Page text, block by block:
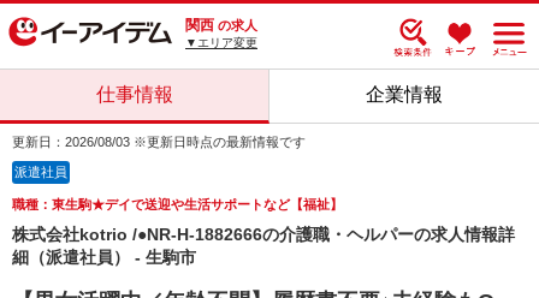
関西 の求人
▼エリア変更
仕事情報 企業情報
更新日：2026/08/03 ※更新日時点の最新情報です
派遣社員
職種：東生駒★デイで送迎や生活サポートなど【福祉】
株式会社kotrio /●NR-H-1882666の介護職・ヘルパーの求人情報詳
細（派遣社員） - 生駒市